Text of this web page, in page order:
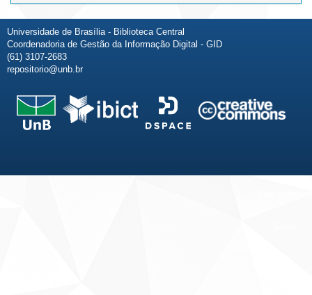
Universidade de Brasília - Biblioteca Central
Coordenadoria de Gestão da Informação Digital - GID
(61) 3107-2683
repositorio@unb.br